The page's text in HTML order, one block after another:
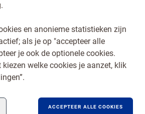
Dr. Oetker Nederland
Koopmans Professioneel
Privacy en Cookies
en anonieme statistieken zijn
als je op "accepteer alle
je ook de optionele cookies.
welke cookies je aanzet, klik
ACCEPTEER ALLE COOKIES